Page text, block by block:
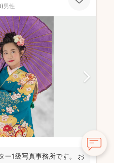
)男性
ー1級写真事務所です。 お